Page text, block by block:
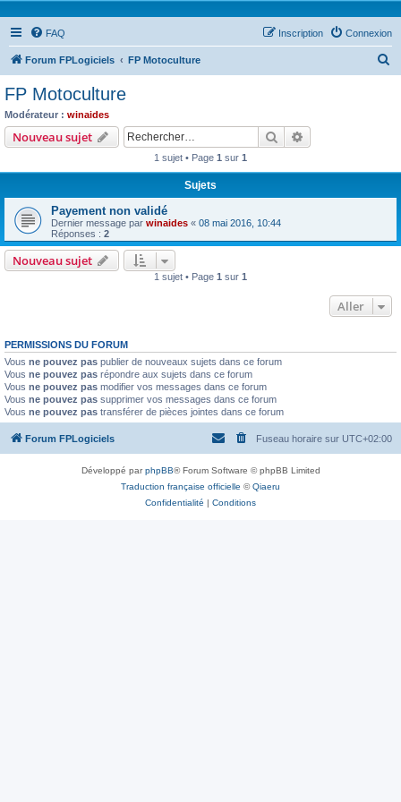
FAQ Connexion
Inscription
Forum FPLogiciels FP Motoculture
FP Motoculture
Modérateur : winaides
Nouveau sujet Rechercher
1 sujet • Page 1 sur 1
Sujets
Payement non validé
Dernier message par winaides « 08 mai 2016, 10:44
Réponses : 2
Nouveau sujet
1 sujet • Page 1 sur 1
Aller
PERMISSIONS DU FORUM
Vous ne pouvez pas publier de nouveaux sujets dans ce forum
Vous ne pouvez pas répondre aux sujets dans ce forum
Vous ne pouvez pas modifier vos messages dans ce forum
Vous ne pouvez pas supprimer vos messages dans ce forum
Vous ne pouvez pas transférer de pièces jointes dans ce forum
Forum FPLogiciels Fuseau horaire sur UTC+02:00
Développé parphpBB® Forum Software © phpBB Limited
Traduction française officielle ©Qiaeru
Confidentialité | Conditions